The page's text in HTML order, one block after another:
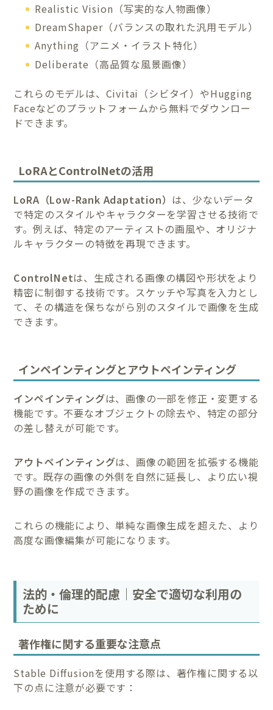
Realistic Vision（写実的な人物画像）
DreamShaper（バランスの取れた汎用モデル）
Anything（アニメ・イラスト特化）
Deliberate（高品質な風景画像）
これらのモデルは、Civitai（シビタイ）やHugging
Faceなどのプラットフォームから無料でダウンロー
ドできます。
LoRAとControlNetの活用
LoRA（Low-Rank Adaptation） は、少ないデータ
で特定のスタイルやキャラクターを学習させる技術で
す。例えば、特定のアーティストの画風や、オリジナ
ルキャラクターの特徴を再現できます。
ControlNetは、生成される画像の構図や形状をより
精密に制御する技術です。スケッチや写真を入力とし
て、その構造を保ちながら別のスタイルで画像を生成
できます。
インペインティングとアウトペインティング
インペインティングは、画像の一部を修正・変更する
機能です。不要なオブジェクトの除去や、特定の部分
の差し替えが可能です。
アウトペインティングは、画像の範囲を拡張する機能
です。既存の画像の外側を自然に延長し、より広い視
野の画像を作成できます。
これらの機能により、単純な画像生成を超えた、より
高度な画像編集が可能になります。
法的・倫理的配慮｜安全で適切な利用の
ために
著作権に関する重要な注意点
Stable Diffusionを使用する際は、著作権に関する以
下の点に注意が必要です：